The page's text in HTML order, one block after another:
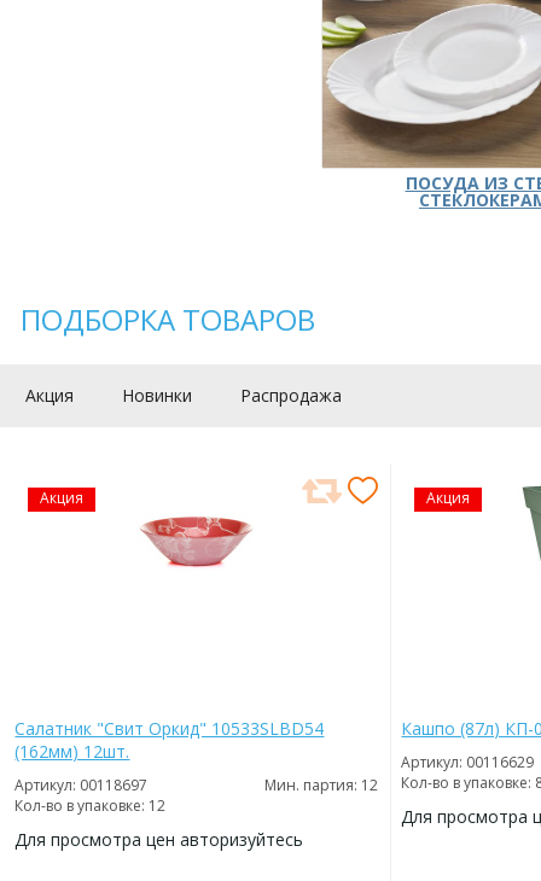
ПОСУДА ИЗ
ПОДБОРКА ТОВАРОВ
Акция Новинки Распродажа
Акция
Салатник "Свит Оркид" 10533SLBD54
(162мм) 12шт.
Артикул: 00118697
Мин. партия: 12
Кол-во в упаковке: 12
Для просмотра цен авторизуйтесь
Акция
Кашпо (87л) КП-
Артикул: 00116629
Кол-во в упаковке:
Для просмотра